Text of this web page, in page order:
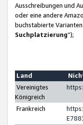
Ausschreibungen und
oder eine andere
buchstabierte
Suchplatzierung”);
Land
Vereinigtes
Königreich
Frankreich